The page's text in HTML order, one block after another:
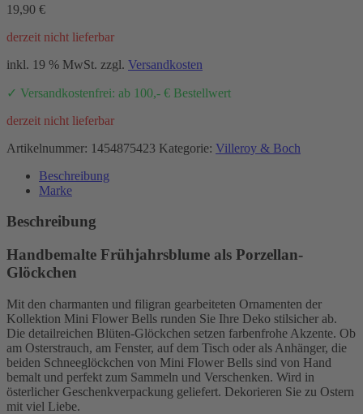
19,90 €
derzeit nicht lieferbar
inkl. 19 % MwSt. zzgl. Versandkosten
✓ Versandkostenfrei: ab 100,- € Bestellwert
derzeit nicht lieferbar
Artikelnummer: 1454875423 Kategorie: Villeroy & Boch
Beschreibung
Marke
Beschreibung
Handbemalte Frühjahrsblume als Porzellan-
Glöckchen
Mit den charmanten und filigran gearbeiteten Ornamenten der
Kollektion Mini Flower Bells runden Sie Ihre Deko stilsicher ab.
Die detailreichen Blüten-Glöckchen setzen farbenfrohe Akzente. Ob
am Osterstrauch, am Fenster, auf dem Tisch oder als Anhänger, die
beiden Schneeglöckchen von Mini Flower Bells sind von Hand
bemalt und perfekt zum Sammeln und Verschenken. Wird in
österlicher Geschenkverpackung geliefert. Dekorieren Sie zu Ostern
mit viel Liebe.